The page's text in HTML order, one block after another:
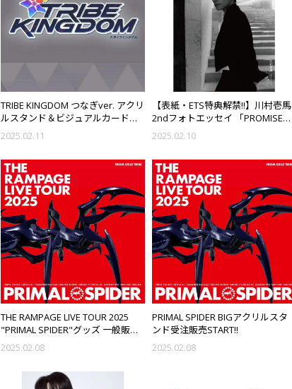
TRIBE KINGDOM つなぎver. アクリ
ルスタンド＆ビジュアルカード発
売!!
2025.02.11
【表紙・ETS特典解禁!!】川村壱馬
2ndフォトエッセイ 「PROMISE」
予約受付中!!
2025.02.10
THE RAMPAGE LIVE TOUR 2025
"PRIMAL SPIDER"グッズ 一般販売
START!!
2025.02.08
PRIMAL SPIDER BIGアクリルスタ
ンド受注販売START!!
2025.02.08